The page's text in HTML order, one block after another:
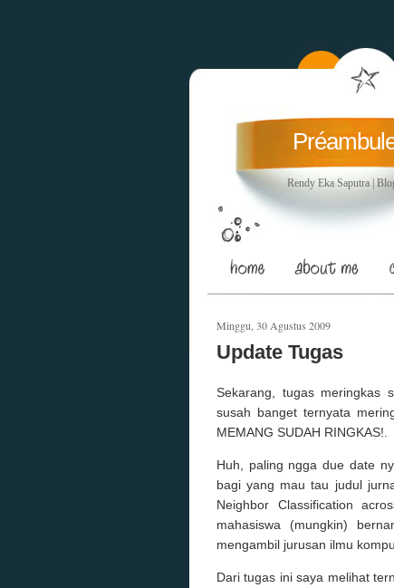
Rendy Eka Saputra |
Minggu, 30 Agustus 2009
Update Tugas
Sekarang, tugas meringkas
susah banget ternyata
MEMANG SUDAH RINGKAS!.
Huh, paling ngga due date
bagi yang mau tau judul
Neighbor Classification
mahasiswa (mungkin)
mengambil jurusan ilmu
Dari tugas ini saya melihat